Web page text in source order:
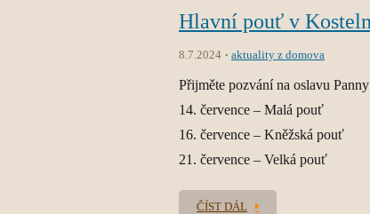
Hlavní pouť v
8.7.2024 aktuality z domova
Přijměte pozvání na oslavu
14. července – Malá pouť
16. července – Kněžská pouť
21. července – Velká pouť
ČÍST DÁL